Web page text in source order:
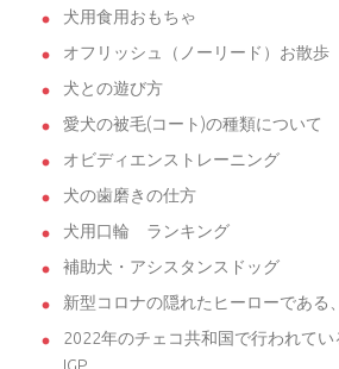
犬用食用おもちゃ
オフリッシュ（ノーリード）お散歩
犬との遊び方
愛犬の被毛(コート)の種類について
オビディエンストレーニング
犬の歯磨きの仕方
犬用口輪 ランキング
補助犬・アシスタンスドッグ
新型コロナの隠れたヒーローである
2022年のチェコ共和国で行われてい